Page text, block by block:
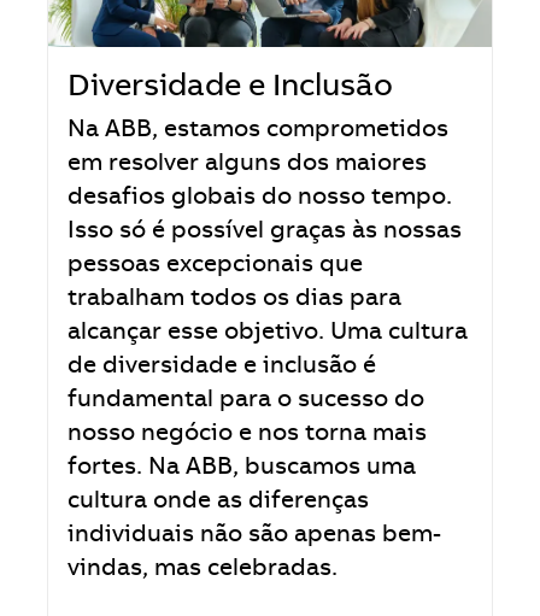
Diversidade e Inclusão
Na ABB, estamos comprometidos
em resolver alguns dos maiores
desafios globais do nosso tempo.
Isso só é possível graças às nossas
pessoas excepcionais que
trabalham todos os dias para
alcançar esse objetivo. Uma cultura
de diversidade e inclusão é
fundamental para o sucesso do
nosso negócio e nos torna mais
fortes. Na ABB, buscamos uma
cultura onde as diferenças
individuais não são apenas bem-
vindas, mas celebradas.